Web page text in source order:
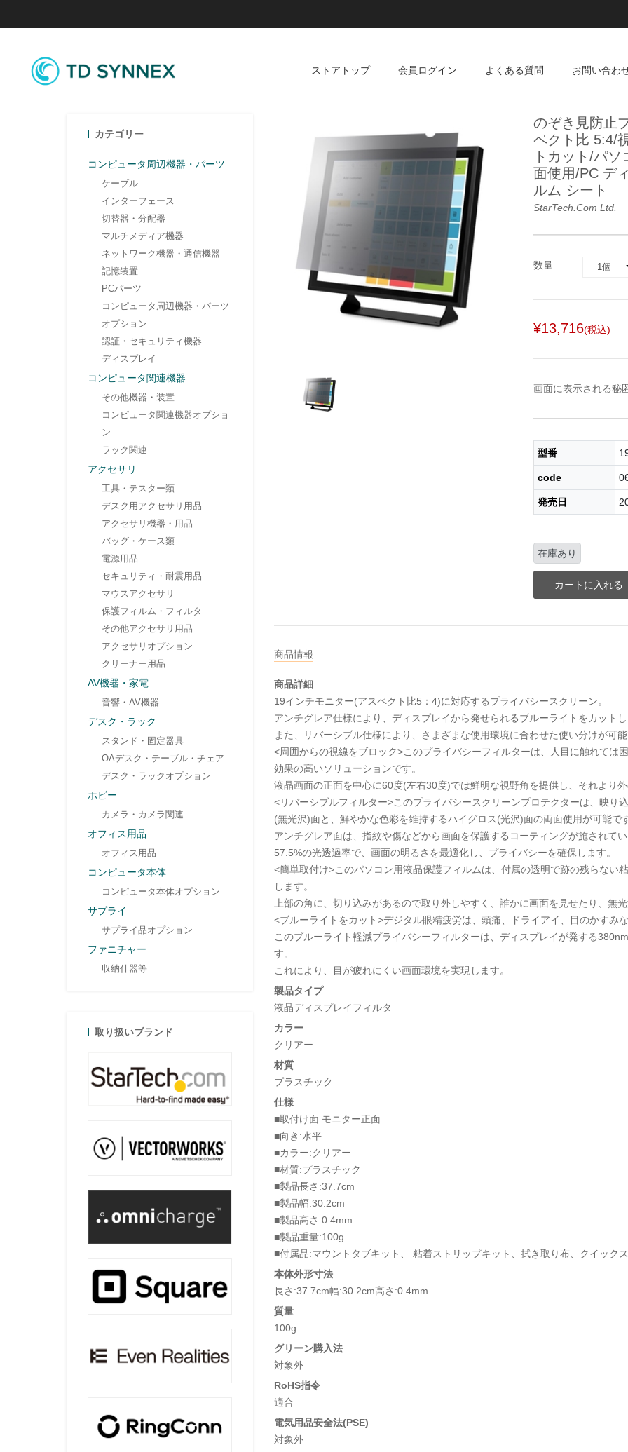
ストアトップ 会員ログイン よくある質問 お問い合わ
のぞき見防止
ペクト比 5:4/
トカット/パ
面使用/PC デ
ルム シート
StarTech.com Ltd.
数量
¥13,716(税込)
画面に表示される秘
型番
code
発売日
在庫あり
カートに入れる
商品情報
商品詳細
19インチモニター(アスペクト比5：4)に対応するプライバシースクリーン。
アンチグレア仕様により、ディスプレイから発せられるブルーライトをカット
また、リバーシブル仕様により、さまざまな使用環境に合わせた使い分けが可
<周囲からの視線をブロック>このプライバシーフィルターは、人目に触れては
効果の高いソリューションです。
液晶画面の正面を中心に60度(左右30度)では鮮明な視野角を提供し、それより
<リバーシブルフィルター>このプライバシースクリーンプロテクターは、映り
(無光沢)面と、鮮やかな色彩を維持するハイグロス(光沢)面の両面使用が可能で
アンチグレア面は、指紋や傷などから画面を保護するコーティングが施されて
57.5%の光透過率で、画面の明るさを最適化し、プライバシーを確保します。
<簡単取付け>このパソコン用液晶保護フィルムは、付属の透明で跡の残らない
します。
上部の角に、切り込みがあるので取り外しやすく、誰かに画面を見せたり、無
<ブルーライトをカット>デジタル眼精疲労は、頭痛、ドライアイ、目のかすみ
このブルーライト軽減プライバシーフィルターは、ディスプレイが発する
す。
これにより、目が疲れにくい画面環境を実現します。
製品タイプ
液晶ディスプレイフィルタ
カラー
クリアー
材質
プラスチック
仕様
■取付け面:モニター正面
■向き:水平
■カラー:クリアー
■材質:プラスチック
■製品長さ:37.7cm
■製品幅:30.2cm
■製品高さ:0.4mm
■製品重量:100g
■付属品:マウントタブキット、 粘着ストリップキット、拭き取り布、クイック
本体外形寸法
長さ:37.7cm幅:30.2cm高さ:0.4mm
質量
100g
グリーン購入法
対象外
RoHS指令
適合
電気用品安全法(PSE)
対象外
カテゴリー
コンピュータ周辺機器・パーツ
ケーブル
インターフェース
切替器・分配器
マルチメディア機器
ネットワーク機器・通信機器
記憶装置
PCパーツ
コンピュータ周辺機器・パーツ
オプション
認証・セキュリティ機器
ディスプレイ
コンピュータ関連機器
その他機器・装置
コンピュータ関連機器オプショ
ン
ラック関連
アクセサリ
工具・テスター類
デスク用アクセサリ用品
アクセサリ機器・用品
バッグ・ケース類
電源用品
セキュリティ・耐震用品
マウスアクセサリ
保護フィルム・フィルタ
その他アクセサリ用品
アクセサリオプション
クリーナー用品
AV機器・家電
音響・AV機器
デスク・ラック
スタンド・固定器具
OAデスク・テーブル・チェア
デスク・ラックオプション
ホビー
カメラ・カメラ関連
オフィス用品
オフィス用品
コンピュータ本体
コンピュータ本体オプション
サプライ
サプライ品オプション
ファニチャー
収納什器等
取り扱いブランド